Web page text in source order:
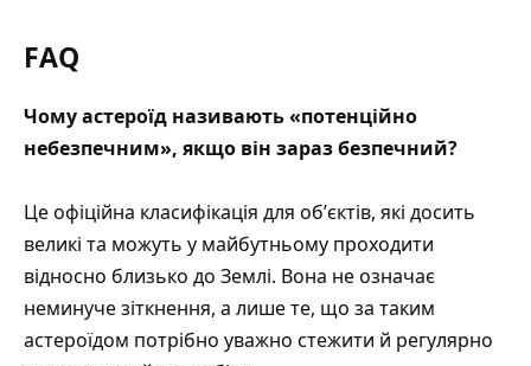
FAQ
Чому астероїд називають «потенційно
небезпечним», якщо він зараз безпечний?
Це офіційна класифікація для обʼєктів, які досить
великі та можуть у майбутньому проходити
відносно близько до Землі. Вона не означає
неминуче зіткнення, а лише те, що за таким
астероїдом потрібно уважно стежити й регулярно